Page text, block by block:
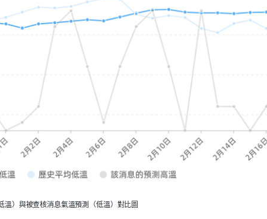
）與被查核消息氣溫預測（低溫）對比圖